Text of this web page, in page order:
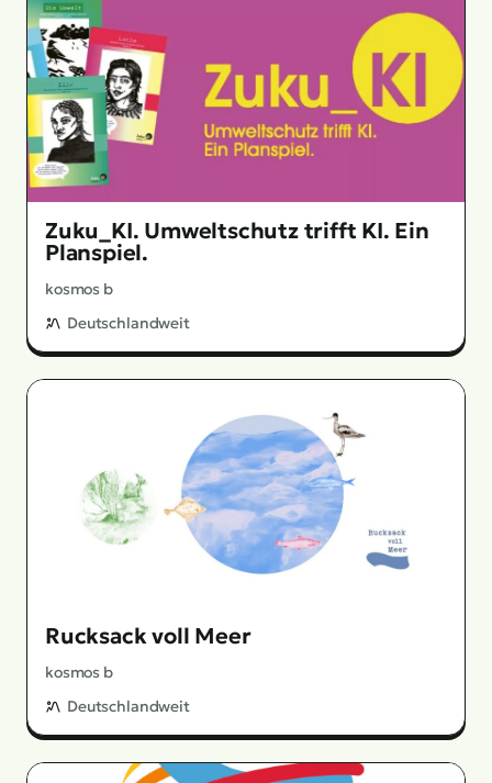
Zuku_KI. Umweltschutz trifft KI. Ein
Planspiel.
kosmos b
Deutschlandweit
Rucksack voll Meer
kosmos b
Deutschlandweit